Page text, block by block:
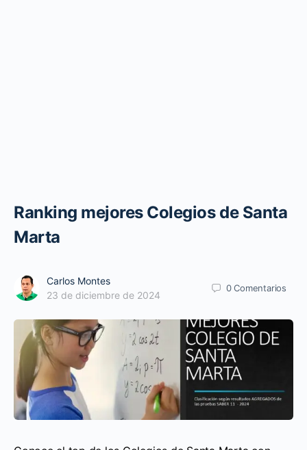
Ranking mejores Colegios de Santa
Marta
Carlos Montes
23 de diciembre de 2024
0Comentarios